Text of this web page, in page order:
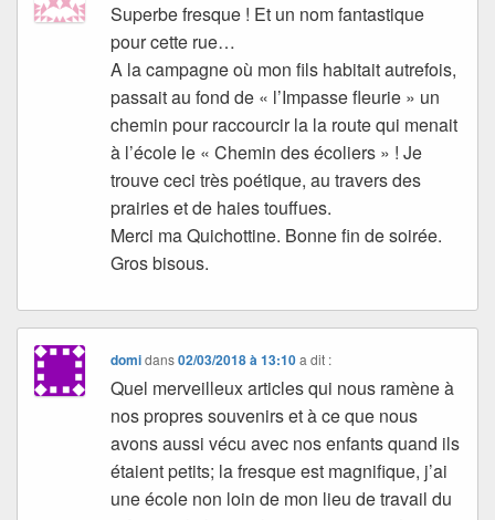
Superbe fresque ! Et un nom fantastique
pour cette rue…
A la campagne où mon fils habitait autrefois,
passait au fond de « l’Impasse fleurie » un
chemin pour raccourcir la la route qui menait
à l’école le « Chemin des écoliers » ! Je
trouve ceci très poétique, au travers des
prairies et de haies touffues.
Merci ma Quichottine. Bonne fin de soirée.
Gros bisous.
domidans02/03/2018 à 13:10 a dit :
Quel merveilleux articles qui nous ramène à
nos propres souvenirs et à ce que nous
avons aussi vécu avec nos enfants quand ils
étaient petits; la fresque est magnifique, j’ai
une école non loin de mon lieu de travail du